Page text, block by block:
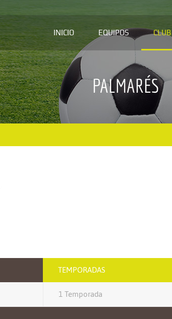
INICIO EQUIPOS CLUB
PALMARÉS
TEMPORADAS
1 Temporada